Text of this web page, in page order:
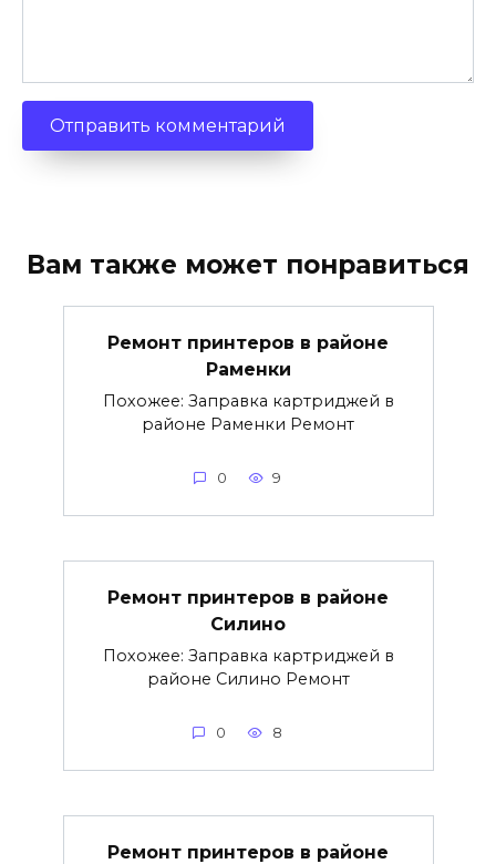
Вам также может понравиться
Ремонт принтеров в районе
Раменки
Похожее: Заправка картриджей в
районе Раменки Ремонт
0 9
Ремонт принтеров в районе
Силино
Похожее: Заправка картриджей в
районе Силино Ремонт
0 8
Ремонт принтеров в районе